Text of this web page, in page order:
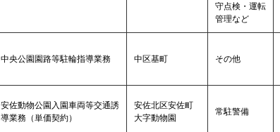
守点検・運転
管理など
中央公園園路等駐輪指導業務 中区基町 その他
安佐動物公園入園車両等交通誘
導業務（単価契約）
安佐北区安佐町
大字動物園
常駐警備